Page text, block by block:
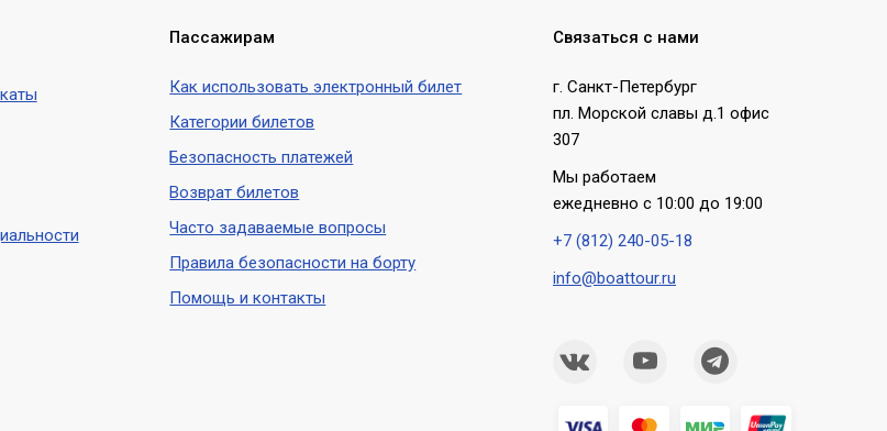
Пассажирам
Как использовать электронный билет
Категории билетов
Безопасность платежей
Возврат билетов
Часто задаваемые вопросы
Правила безопасности на борту
Помощь и контакты
Связаться с нами
г. Санкт-Петербург
пл. Морской славы д.1 офис
307
Мы работаем
ежедневно с 10:00 до 19:00
+7 (812) 240-05-18
info@boattour.ru